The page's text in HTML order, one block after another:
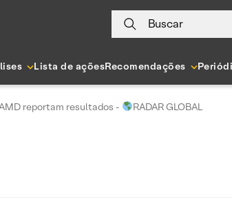
Buscar
Lista de açõesRecomendações
reportam resultados - RADAR GLOBAL